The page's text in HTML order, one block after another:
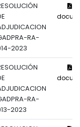
RA-
2023
RA-
2023